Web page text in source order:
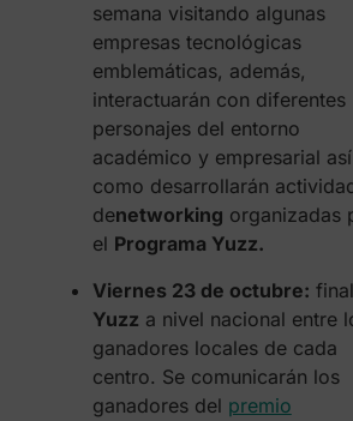
semana visitando algunas
empresas tecnológicas
emblemáticas, además,
interactuarán con diferentes
personajes del entorno
académico y empresarial así
como desarrollarán
denetworking organizadas
el Programa Yuzz.
Viernes 23 de octubre: final
Yuzz a nivel nacional entre
ganadores locales de cada
centro. Se comunicarán los
ganadores del premio